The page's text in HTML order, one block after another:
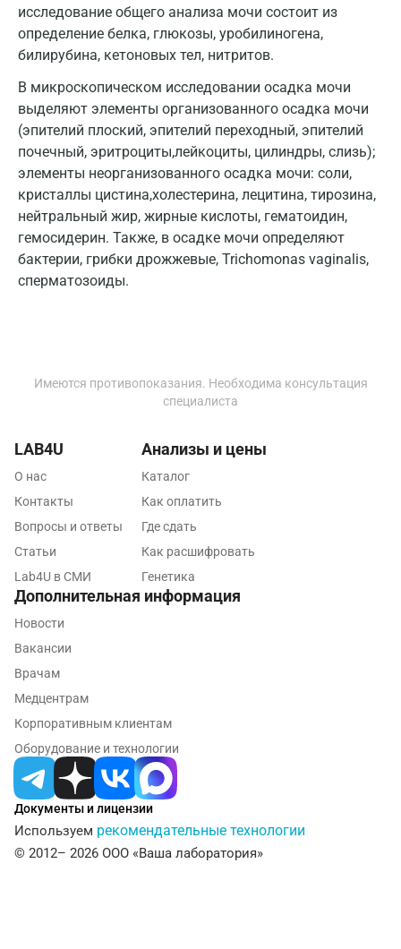
исследование общего анализа мочи состоит из
определение белка, глюкозы, уробилиногена,
билирубина, кетоновых тел, нитритов.
В микроскопическом исследовании осадка мочи
выделяют элементы организованного осадка мочи
(эпителий плоский, эпителий переходный, эпителий
почечный, эритроциты,лейкоциты, цилиндры, слизь);
элементы неорганизованного осадка мочи: соли,
кристаллы цистина,холестерина, лецитина, тирозина,
нейтральный жир, жирные кислоты, гематоидин,
гемосидерин. Также, в осадке мочи определяют
бактерии, грибки дрожжевые, Trichomonas vaginalis,
сперматозоиды.
Кемерово
Ковров
Коломна
Королев
Кострома
Котельники
Красногорск
Краснодар
Лобня
Майкоп
Мурманск
Набережные Челны
Нижневартовск
Нижнекамск
Новокузнецк
Новороссийск
Новосибирск
Имеются противопоказания. Необходима консультация
специалиста
Документы и лицензии
Используем рекомендательные технологии
© 2012– 2026 ООО «Ваша лаборатория»
LAB4U
О нас
Контакты
Вопросы и ответы
Статьи
Lab4U в СМИ
Анализы и цены
Каталог
Как оплатить
Где сдать
Как расшифровать
Генетика
Дополнительная информация
Новости
Вакансии
Врачам
Медцентрам
Корпоративным клиентам
Оборудование и технологии